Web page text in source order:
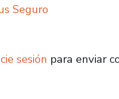
Seguro
Webinar analizó el
sesión para enviar